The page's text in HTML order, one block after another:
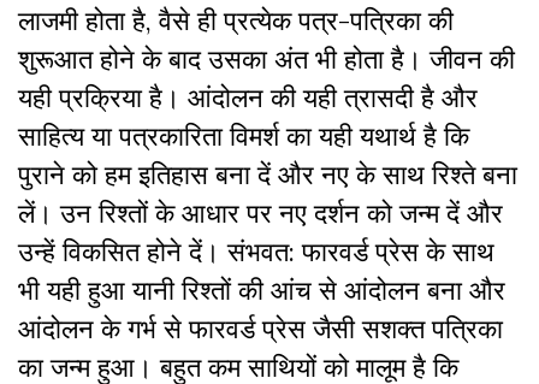
लाजमी होता है, वैसे ही प्रत्येक पत्र-पत्रिका की
शुरूआत होने के बाद उसका अंत भी होता है। जीवन की
यही प्रक्रिया है। आंदोलन की यही त्रासदी है और
साहित्य या पत्रकारिता विमर्श का यही यथार्थ है कि
पुराने को हम इतिहास बना दें और नए के साथ रिश्ते बना
लें। उन रिश्तों के आधार पर नए दर्शन को जन्म दें और
उन्हें विकसित होने दें। संभवत: फारवर्ड प्रेस के साथ
भी यही हुआ यानी रिश्तों की आंच से आंदोलन बना और
आंदोलन के गर्भ से फारवर्ड प्रेस जैसी सशक्त पत्रिका
का जन्म हुआ। बहुत कम साथियों को मालूम है कि